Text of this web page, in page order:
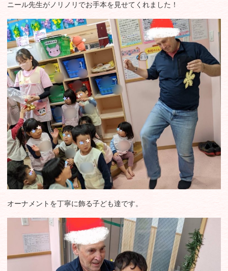
ニール先生がノリノリでお手本を見せてくれました！
オーナメントを丁寧に飾る子ども達です。